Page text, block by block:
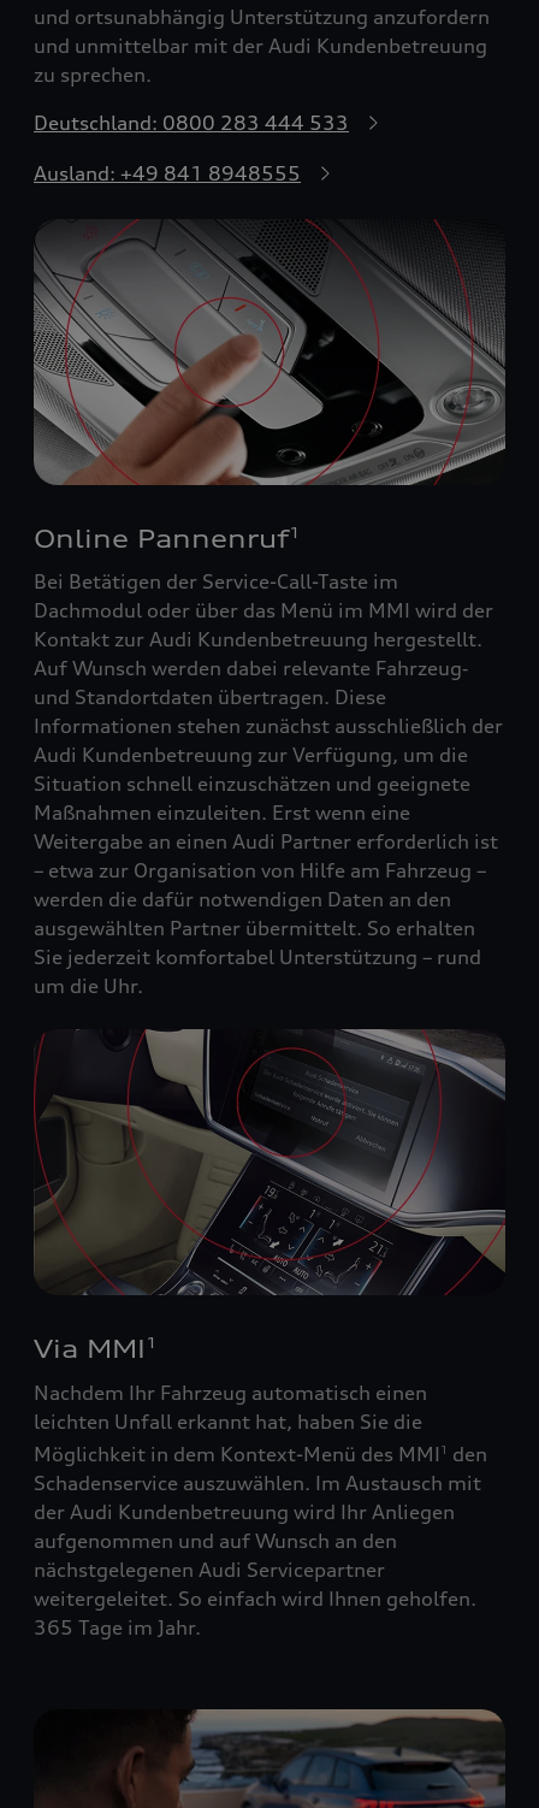
und ortsunabhängig Unterstützung anzufordern
und unmittelbar mit der Audi Kundenbetreuung
zu sprechen.
Deutschland: 0800 283 444 533
Ausland: +49 841 8948555
Online Pannenruf1
Bei Betätigen der Service-Call-Taste im
Dachmodul oder über das Menü im MMI wird der
Kontakt zur Audi Kundenbetreuung hergestellt.
Auf Wunsch werden dabei relevante Fahrzeug‑
und Standortdaten übertragen. Diese
Informationen stehen zunächst ausschließlich der
Audi Kundenbetreuung zur Verfügung, um die
Situation schnell einzuschätzen und geeignete
Maßnahmen einzuleiten. Erst wenn eine
Weitergabe an einen Audi Partner erforderlich ist
– etwa zur Organisation von Hilfe am Fahrzeug –
werden die dafür notwendigen Daten an den
ausgewählten Partner übermittelt. So erhalten
Sie jederzeit komfortabel Unterstützung – rund
um die Uhr.
Via MMI 1
Nachdem Ihr Fahrzeug automatisch einen
leichten Unfall erkannt hat, haben Sie die
Möglichkeit in dem Kontext-Menü des MMI 1
den
Schadenservice auszuwählen. Im Austausch mit
der Audi Kundenbetreuung wird Ihr Anliegen
aufgenommen und auf Wunsch an den
nächstgelegenen Audi Servicepartner
weitergeleitet. So einfach wird Ihnen geholfen.
365 Tage im Jahr.